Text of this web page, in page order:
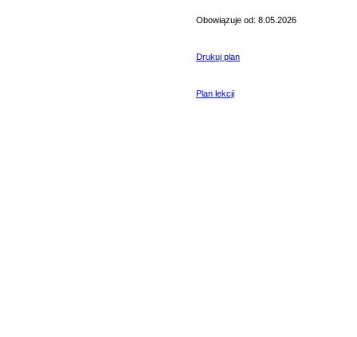
Obowiązuje od: 8.05.2026
Drukuj plan
Plan lekcji